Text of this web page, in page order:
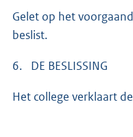
Gelet op het
beslist.
6. DE BESLISSING
Het college verklaart